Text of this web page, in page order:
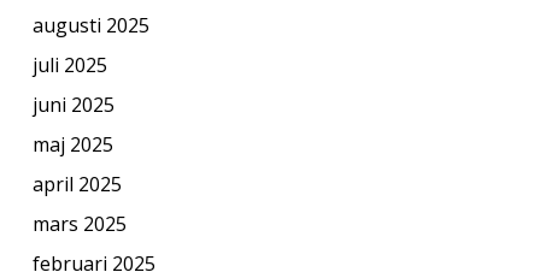
augusti 2025
juli 2025
juni 2025
maj 2025
april 2025
mars 2025
februari 2025